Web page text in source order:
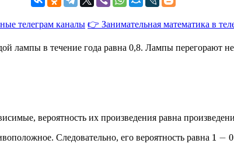
телеграм каналы 👉 Занимательная математика в
лампы в течение года равна 0,8. Лампы перегорают
вероятность их произведения равна
Следовательно, его вероятность равна 1 ,